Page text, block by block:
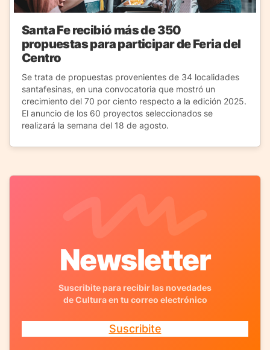
Santa Fe recibió más de 350
propuestas para participar de Feria del
Centro
Se trata de propuestas provenientes de 34 localidades
santafesinas, en una convocatoria que mostró un
crecimiento del 70 por ciento respecto a la edición 2025.
El anuncio de los 60 proyectos seleccionados se
realizará la semana del 18 de agosto.
Newsletter
Suscribite para recibir las novedades
de Cultura en tu correo electrónico
Suscribite